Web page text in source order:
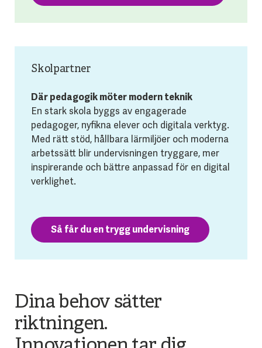
Skolpartner
Där pedagogik möter modern teknik
En stark skola byggs av engagerade
pedagoger, nyfikna elever och digitala verktyg.
Med rätt stöd, hållbara lärmiljöer och moderna
arbetssätt blir undervisningen tryggare, mer
inspirerande och bättre anpassad för en digital
verklighet.
Så får du en trygg undervisning
Dina behov sätter
riktningen.